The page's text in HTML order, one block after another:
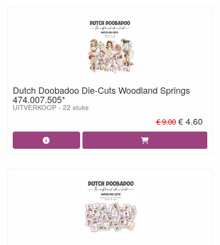
Dutch Doobadoo Die-Cuts Woodland Springs
474.007.505*
UITVERKOOP - 22 stuks
€ 9.00 € 4.60